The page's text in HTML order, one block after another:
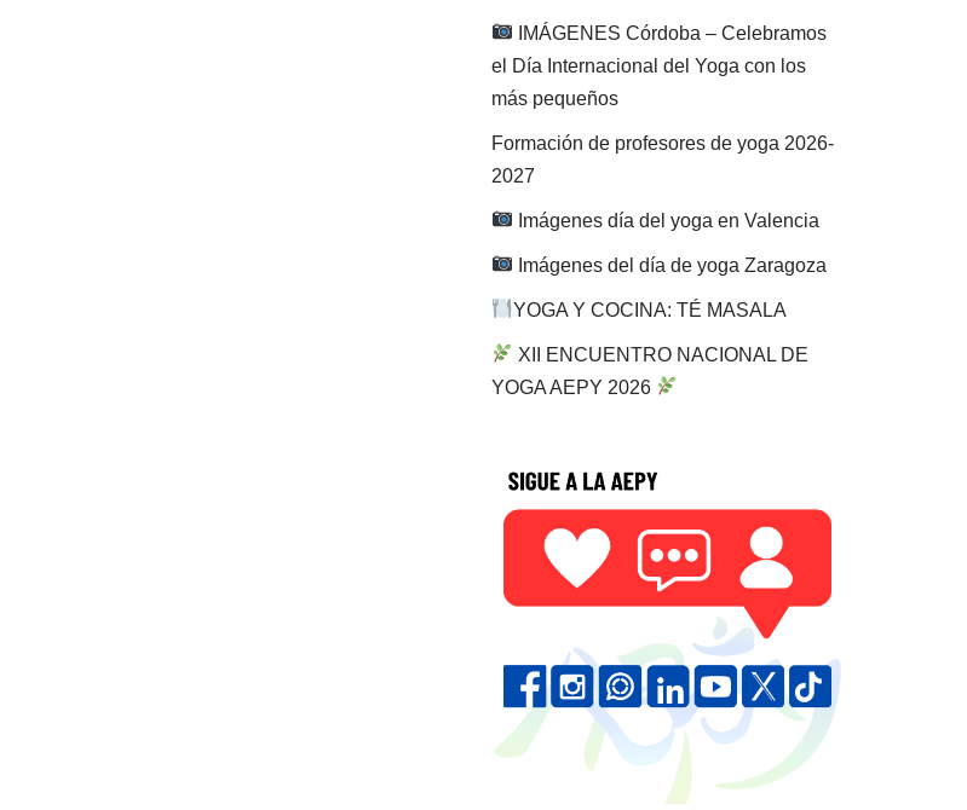
IMÁGENES Córdoba – Celebramos
el Día Internacional del Yoga con los
más pequeños
Formación de profesores de yoga 2026-
2027
Imágenes día del yoga en Valencia
Imágenes del día de yoga Zaragoza
YOGA Y COCINA: TÉ MASALA
XII ENCUENTRO NACIONAL DE
YOGA AEPY 2026